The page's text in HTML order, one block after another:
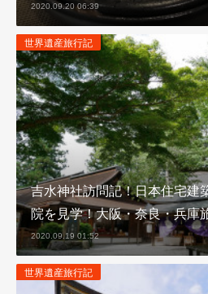
2020.09.20 06:39
世界遺産旅行記
吉水神社訪問記！日本住宅建
院を見学！大阪・奈良・兵
2020.09.19 01:52
世界遺産旅行記